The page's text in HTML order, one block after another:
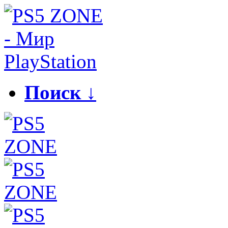
Поиск ↓